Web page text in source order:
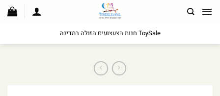
לתוכן
ToySale חנות הצעצועים הזולה במדינה